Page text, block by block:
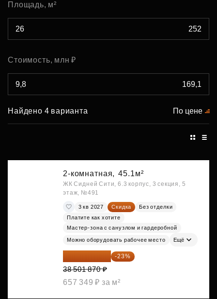
Площадь, м²
Стоимость, млн ₽
Найдено 4 варианта По цене
2-комнатная, 45.1м²
ЖК Сидней Сити, 6.3 корпус, 3 секция, 5
этаж, №491
3 кв 2027 Скидка
Без отделки
Платите как хотите
Мастер-зона с санузлом и гардеробной
Можно оборудовать рабочее место Ещё
29 646 440 ₽ -23%
38 501 870 ₽
657 349 ₽ за м²